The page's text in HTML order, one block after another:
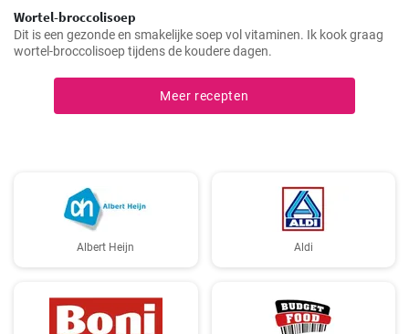
Wortel-broccolisoep
Dit is een gezonde en smakelijke soep vol vitaminen. Ik kook graag
wortel-broccolisoep tijdens de koudere dagen.
Meer recepten
Albert Heijn Aldi